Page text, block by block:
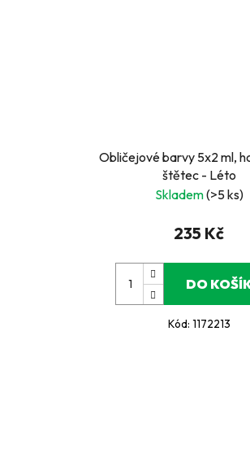
Obličejové barvy 5x2 ml,
štětec - Léto
Skladem(>5 ks)
235 Kč
DO
Kód: 1172213